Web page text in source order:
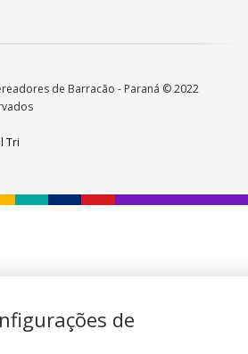
de Barracão - Paraná © 2022
Tri
de